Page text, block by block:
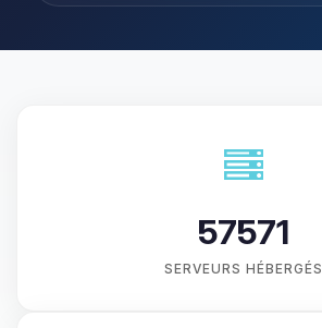
57571
SERVEURS HÉBERGÉS